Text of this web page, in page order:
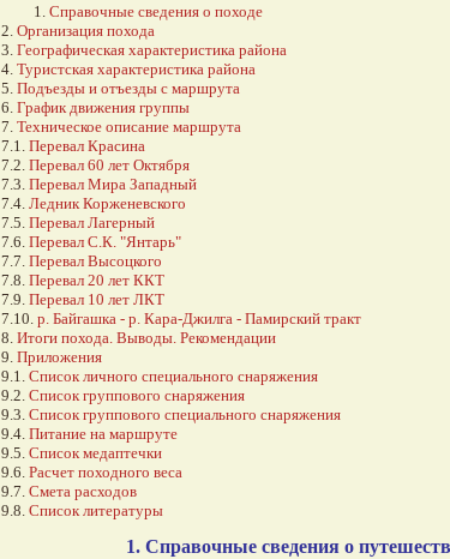
1. Справочные сведения о походе
2. Организация похода
3. Географическая характеристика района
4. Туристская характеристика района
5. Подъезды и отъезды с маршрута
6. График движения группы
7. Техническое описание маршрута
7.1. Перевал Красина
7.2. Перевал 60 лет Октября
7.3. Перевал Мира Западный
7.4. Ледник Корженевского
7.5. Перевал Лагерный
7.6. Перевал С.К. "Янтарь"
7.7. Перевал Высоцкого
7.8. Перевал 20 лет ККТ
7.9. Перевал 10 лет ЛКТ
7.10. р. Байгашка - р. Кара-Джилга - Памирский тракт
8. Итоги похода. Выводы. Рекомендации
9. Приложения
9.1. Список личного специального снаряжения
9.2. Список группового снаряжения
9.3. Список группового специального снаряжения
9.4. Питание на маршруте
9.5. Список медаптечки
9.6. Расчет походного веса
9.7. Смета расходов
9.8. Список литературы
1. Справочные сведения о